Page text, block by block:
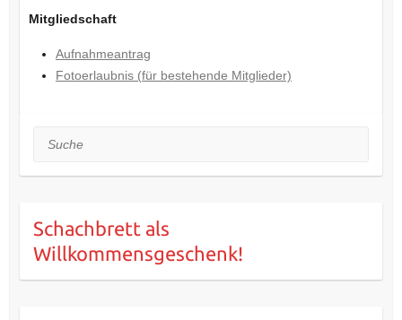
Mitgliedschaft
Aufnahmeantrag
Fotoerlaubnis (für bestehende Mitglieder)
Suche
Schachbrett als
Willkommensgeschenk!